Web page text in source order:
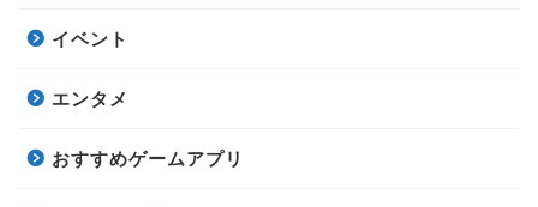
イベント
エンタメ
おすすめゲームアプリ